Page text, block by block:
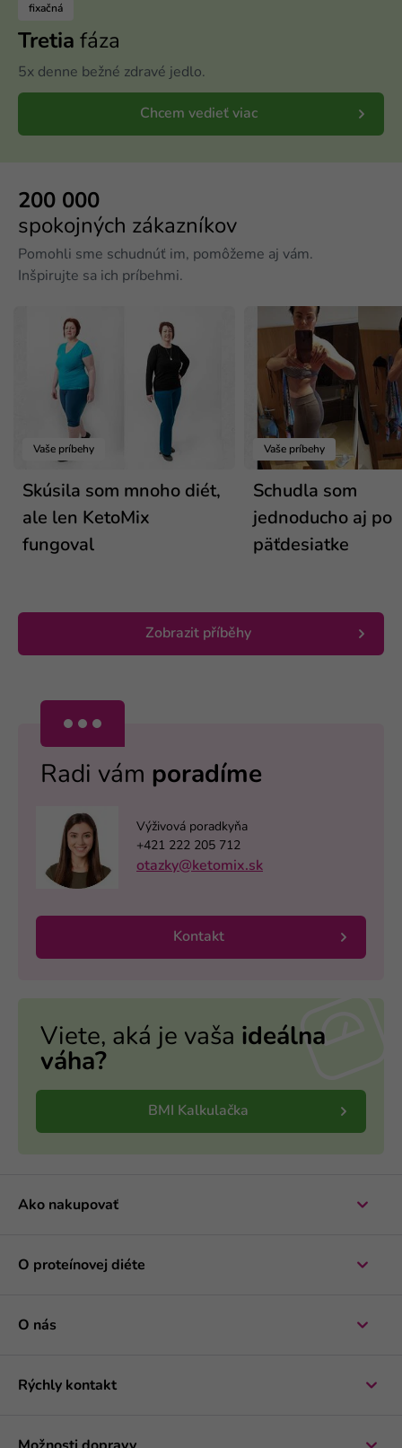
fixačná
Tretia fáza
5x denne bežné zdravé jedlo.
Chcem vedieť viac
200 000
spokojných zákazníkov
Pomohli sme schudnúť im, pomôžeme aj vám.
Inšpirujte sa ich príbehmi.
Vaše príbehy
Skúsila som mnoho diét,
ale len KetoMix
fungoval
Vaše príbehy
Schudla som
jednoducho aj po
päťdesiatke
Zobrazit příběhy
Radi vám poradíme
Výživová poradkyňa
+421 222 205 712
otazky@ketomix.sk
Kontakt
Viete, aká je vaša ideálna
váha?
BMI Kalkulačka
Ako nakupovať
O proteínovej diéte
O nás
Rýchly kontakt